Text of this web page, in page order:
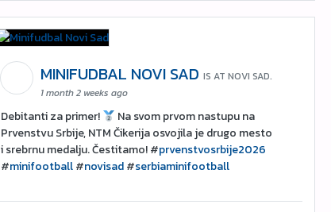
MINIFUDBAL NOVI SADIS AT NOVI SAD.
1 month 2 weeks ago
Debitanti za primer!
Na svom prvom nastupu na
Prvenstvu Srbije, NTM Čikerija osvojila je drugo mesto
i srebrnu medalju. Čestitamo! #prvenstvosrbije2026
#minifootball#novisad#serbiaminifootball